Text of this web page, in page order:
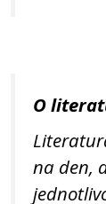
O
na den,